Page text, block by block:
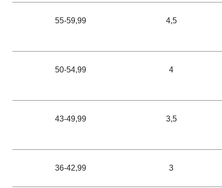
55-59,99 4,5
50-54,99 4
43-49,99 3,5
36-42,99 3